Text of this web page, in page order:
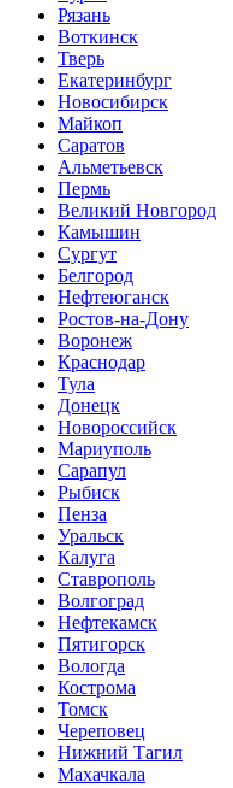
Рязань
Воткинск
Тверь
Екатеринбург
Новосибирск
Майкоп
Саратов
Альметьевск
Пермь
Великий Новгород
Камышин
Сургут
Белгород
Нефтеюганск
Ростов-на-Дону
Воронеж
Краснодар
Тула
Донецк
Новороссийск
Мариуполь
Сарапул
Рыбиск
Пенза
Уральск
Калуга
Ставрополь
Волгоград
Нефтекамск
Пятигорск
Вологда
Кострома
Томск
Череповец
Нижний Тагил
Махачкала